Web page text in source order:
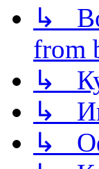
↳
from
↳
↳
↳